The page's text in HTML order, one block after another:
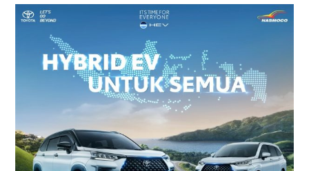
GRATIS!
Toyota
Promo
Terbaru